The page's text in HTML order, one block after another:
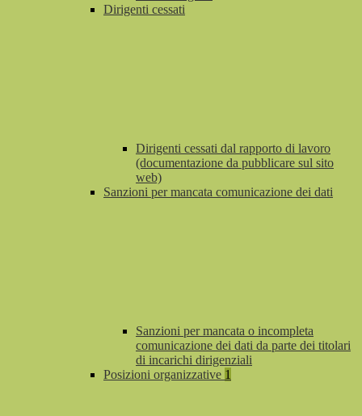
Dirigenti cessati
Dirigenti cessati dal rapporto di lavoro
(documentazione da pubblicare sul sito
web)
Sanzioni per mancata comunicazione dei dati
Sanzioni per mancata o incompleta
comunicazione dei dati da parte dei titolari
di incarichi dirigenziali
Posizioni organizzative 1